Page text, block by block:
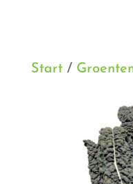
Start/